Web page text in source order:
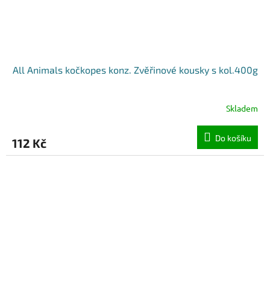
All Animals kočkopes konz. Zvěřinové kousky s kol.400g
Skladem
112 Kč Do košíku